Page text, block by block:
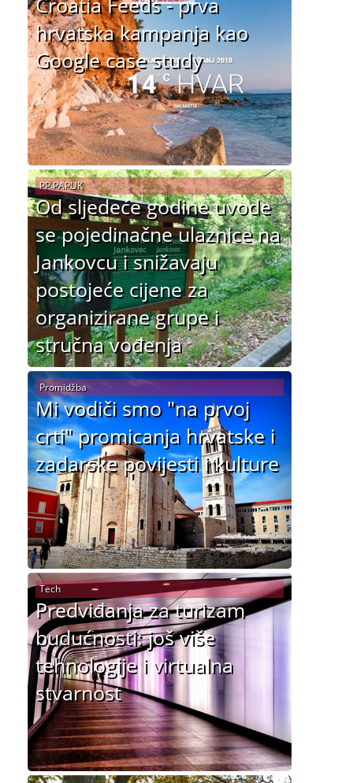
hrvatska kampanja kao
Google case study
Od sljedeće godine uvode
se pojedinačne ulaznice na
Jankovcu i snižavaju
postojeće cijene za
organizirane grupe i
stručna vođenja
PP PAPUK
Mi vodiči smo "na prvoj
crti" promicanja hrvatske i
zadarske povijesti i kulture
Promidžba
Predviđanja za turizam
budućnosti: još više
tehnologije i virtualna
stvarnost
Tech